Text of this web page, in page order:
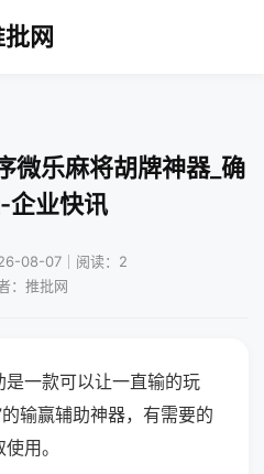
网
微乐麻将胡牌神器_确
企业快讯
08-07｜阅读：2
：推批网
一款可以让一直输的玩
输赢辅助神器，有需要的
用。